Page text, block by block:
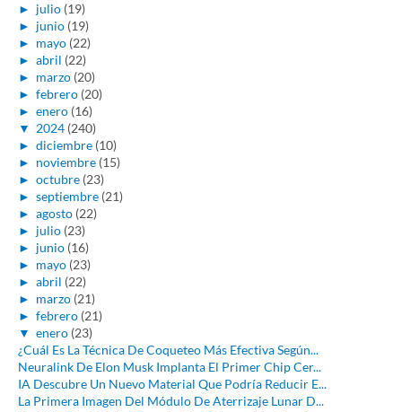
► julio (19)
► junio (19)
► mayo (22)
► abril (22)
► marzo (20)
► febrero (20)
► enero (16)
▼ 2024 (240)
► diciembre (10)
► noviembre (15)
► octubre (23)
► septiembre (21)
► agosto (22)
► julio (23)
► junio (16)
► mayo (23)
► abril (22)
► marzo (21)
► febrero (21)
▼ enero (23)
¿Cuál Es La Técnica De Coqueteo Más Efectiva Según...
Neuralink De Elon Musk Implanta El Primer Chip Cer...
IA Descubre Un Nuevo Material Que Podría Reducir E...
La Primera Imagen Del Módulo De Aterrizaje Lunar D...